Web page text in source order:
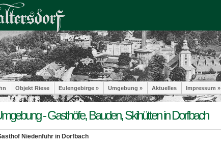
Objekt Riese Eulengebirge » Umgebung » Aktuelles Impressum »
- Gasthöfe, Bauden, Skihütten in Dorfbach
Niedenführ in Dorfbach